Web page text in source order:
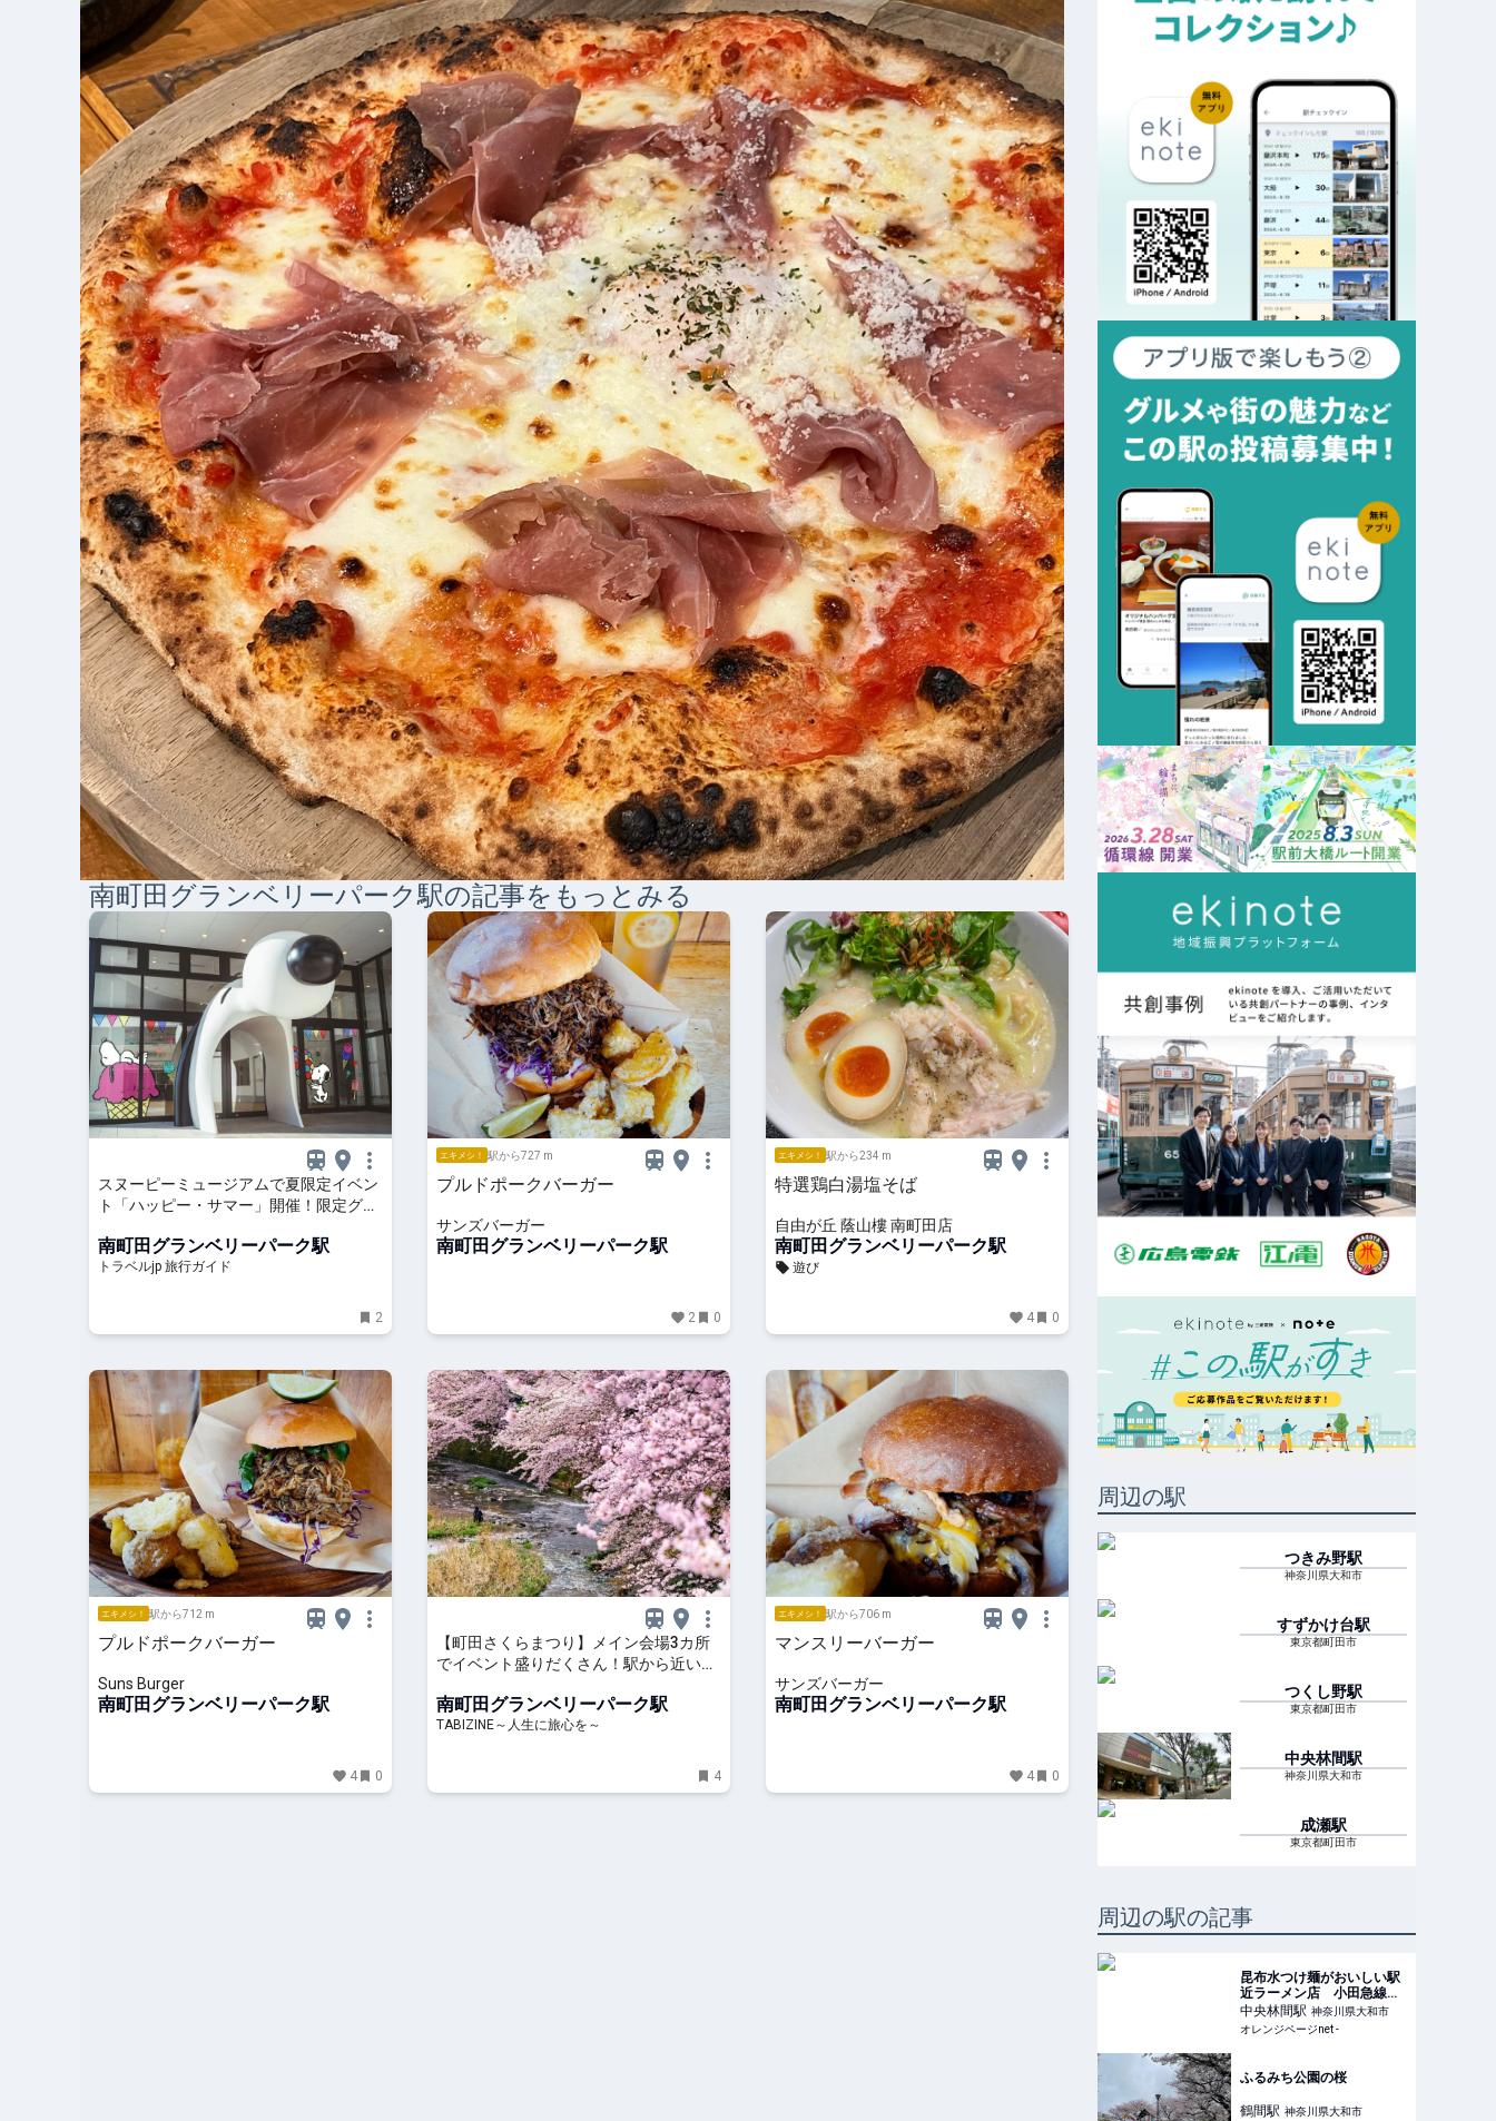
南町田グランベリーパーク駅の記事をもっとみる
スヌーピーミュージアムで夏限定イベン
ト「ハッピー・サマー」開催！限定グッ
ベルjp 旅行ガイド
南町田グランベリーパーク駅
トラベルjp 旅行ガイド
2
エキメシ！ 駅から727 m
プルドポークバーガー
サンズバーガー
南町田グランベリーパーク駅
2 0
エキメシ！ 駅から234 m
特選鶏白湯塩そば
自由が丘 蔭山樓 南町田店
南町田グランベリーパーク駅
遊び
4 0
エキメシ！ 駅から712 m
プルドポークバーガー
Suns Burger
南町田グランベリーパーク駅
4 0
【町田さくらまつり】メイン会場3カ所
でイベント盛りだくさん！駅から近いお
TABIZINE～人生に旅心を～
南町田グランベリーパーク駅
TABIZINE～人生に旅心を～
4
エキメシ！ 駅から706 m
マンスリーバーガー
サンズバーガー
南町田グランベリーパーク駅
4 0
周辺の駅
つきみ野駅
神奈川県大和市
すずかけ台駅
東京都町田市
つくし野駅
東京都町田市
中央林間駅
神奈川県大和市
成瀬駅
東京都町田市
周辺の駅の記事
昆布水つけ麺がおいしい駅
近ラーメン店 小田急線沿
い【RAMEN TSUKEMEN
YAMATO】 | おいしいもの
中央林間駅 神奈川県大和市
オレンジページnet -
ふるみち公園の桜
鶴間駅 神奈川県大和市